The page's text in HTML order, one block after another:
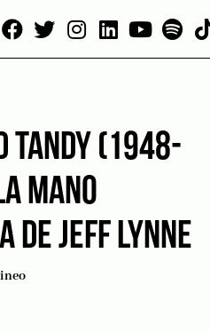
TANDY (1948-
MANO
DE JEFF LYNNE